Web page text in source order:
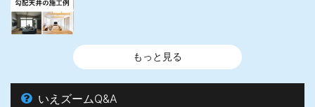
もっと見る
いえズームQ&A